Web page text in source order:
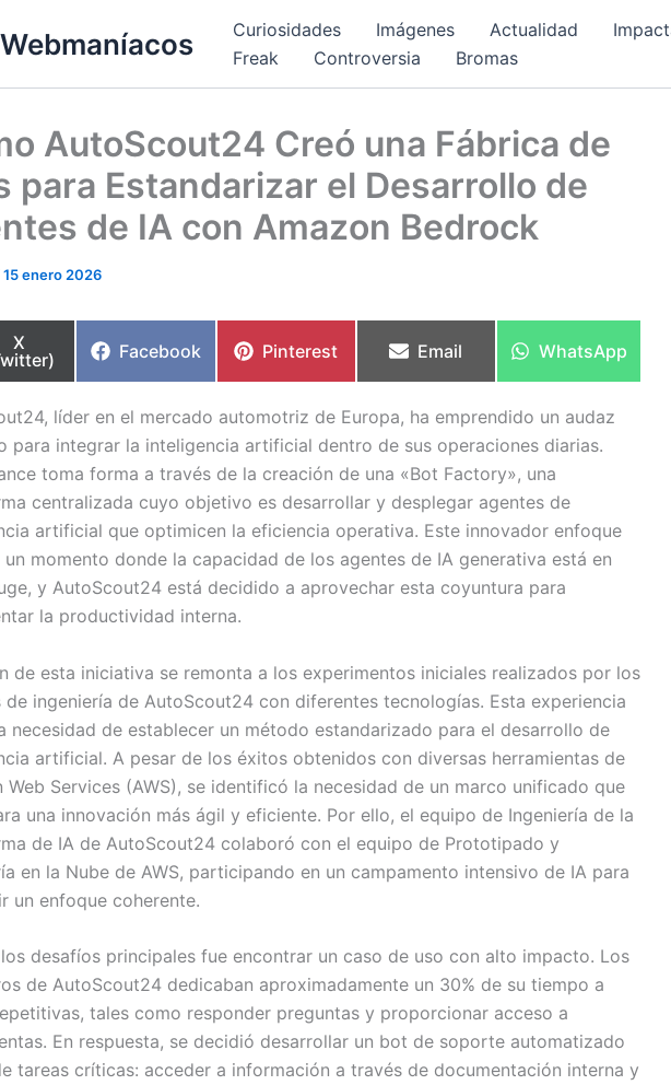
Webmaníacos Curiosidades Imágenes Actualidad
Freak
Controversia Bromas
AutoScout24 Creó una Fábrica de
para Estandarizar el Desarrollo de
de IA con Amazon Bedrock
15 enero 2026
Compartir
en
X
Compartir
Facebook
Compartir
Pinterest
Compartir
Email
Compartir
WhatsApp
líder en el mercado automotriz de Europa, ha emprendido un audaz
para integrar la inteligencia artificial dentro de sus operaciones diarias.
toma forma a través de la creación de una «Bot Factory», una
centralizada cuyo objetivo es desarrollar y desplegar agentes de
artificial que optimicen la eficiencia operativa. Este innovador enfoque
un momento donde la capacidad de los agentes de IA generativa está en
y AutoScout24 está decidido a aprovechar esta coyuntura para
la productividad interna.
de esta iniciativa se remonta a los experimentos iniciales realizados por los
de ingeniería de AutoScout24 con diferentes tecnologías. Esta experiencia
necesidad de establecer un método estandarizado para el desarrollo de
artificial. A pesar de los éxitos obtenidos con diversas herramientas de
Web Services (AWS), se identificó la necesidad de un marco unificado que
una innovación más ágil y eficiente. Por ello, el equipo de Ingeniería de la
de IA de AutoScout24 colaboró con el equipo de Prototipado y
en la Nube de AWS, participando en un campamento intensivo de IA para
un enfoque coherente.
desafíos principales fue encontrar un caso de uso con alto impacto. Los
de AutoScout24 dedicaban aproximadamente un 30% de su tiempo a
tales como responder preguntas y proporcionar acceso a
En respuesta, se decidió desarrollar un bot de soporte automatizado
tareas críticas: acceder a información a través de documentación interna y